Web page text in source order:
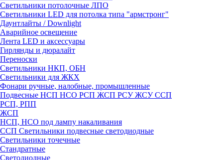
Светильники потолочные ЛПО
Светильники LED для потолка типа "армстронг"
Даунтлайты / Downlight
Аварийное освещение
Лента LED и аксессуары
Гирлянды и дюралайт
Переноски
Светильники НКП, ОБН
Светильники для ЖКХ
Фонари ручные, налобные, промышленные
Подвесные НСП НСО РСП ЖСП РСУ ЖСУ ССП
РСП, РПП
ЖСП
НСП, НСО под лампу накаливания
ССП Светильники подвесные светодиодные
Светильники точечные
Стандратные
Светодиодные